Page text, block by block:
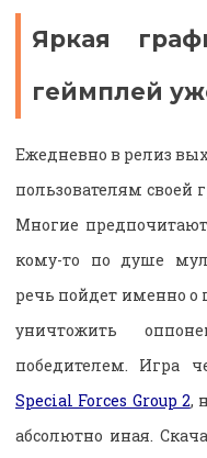
Яркая
геймплей
Ежедневно в релиз
пользователям своей
Многие
кому-то по душе
речь пойдет именно о
уничтожить
победителем. Игра
Special Forces Group 2,
абсолютно иная.